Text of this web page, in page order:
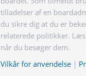
tilladelser af en
du sikre dig at du er
relaterede politikker.
når du besøger dem.
Vilkår for anvendelse |